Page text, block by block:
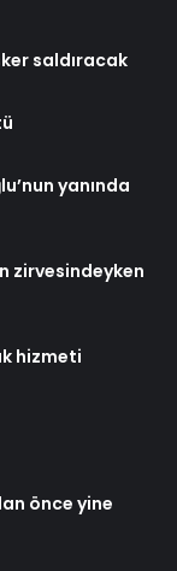
saldıracak
yanında
zirvesindeyken
hizmeti
önce yine